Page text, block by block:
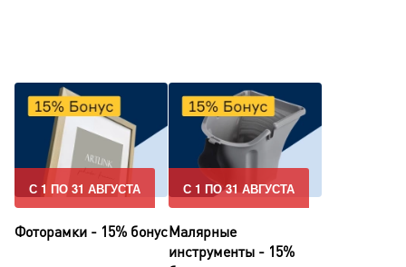
С 1 ПО 31 АВГУСТА
Фоторамки - 15% бонус
С 1 ПО 31 АВГУСТА
Малярные
инструменты - 15%